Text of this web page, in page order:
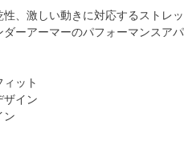
、激しい動きに対応するストレ
ーアーマーのパフォーマンスアパ
ット
ザイン
ン